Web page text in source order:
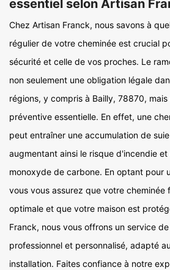
essentiel selon Artisan
Chez Artisan Franck, nous savons à
régulier de votre cheminée est crucial
sécurité et celle de vos proches. Le
non seulement une obligation légale
régions, y compris à Bailly, 78870,
préventive essentielle. En effet, une
peut entraîner une accumulation de
augmentant ainsi le risque d'incendie
monoxyde de carbone. En optant pour
vous vous assurez que votre cheminée
optimale et que votre maison est
Franck, nous vous offrons un service
professionnel et personnalisé, adapté
installation. Faites confiance à notre